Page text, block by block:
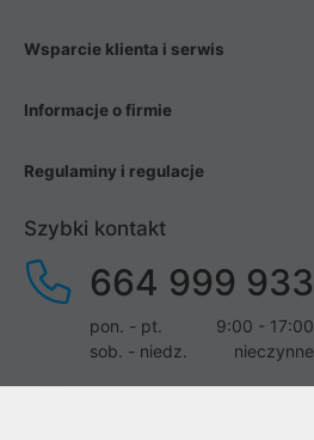
Wsparcie klienta i serwis
Informacje o firmie
Regulaminy i regulacje
Szybki kontakt
664 999 933
pon. - pt.
9:00 - 17:00
sob. - niedz.
nieczynne